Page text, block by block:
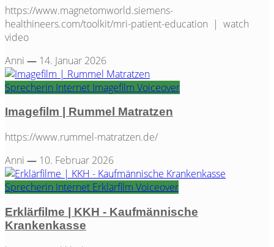
https://www.magnetomworld.siemens-
healthineers.com/toolkit/mri-patient-education | watch
video
Anni — 14. Januar 2026
Sprecherin Internet Imagefilm Voiceover
Imagefilm | Rummel Matratzen
https://www.rummel-matratzen.de/
Anni — 10. Februar 2026
Sprecherin Internet Erklärfilm Voiceover
Erklärfilme | KKH - Kaufmännische
Krankenkasse